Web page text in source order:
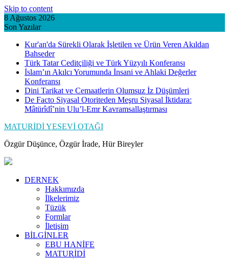
Skip to content
8 Ağustos 2026
Son Yazılar
Kur'an'da Sürekli Olarak İşletilen ve Ürün Veren Akıldan
Bahseder
Türk Tatar Ceditçiliği ve Türk Yüzyılı Konferansı
İslam’ın Akılcı Yorumunda İnsani ve Ahlaki Değerler
Konferansı
Dini Tarikat ve Cemaatlerin Olumsuz İz Düşümleri
De Facto Siyasal Otoriteden Meşru Siyasal İktidara:
Mâtürîdî’nin Ulu’l-Emr Kavramsallaştırması
MATURİDİ YESEVİ OTAĞI
Özgür Düşünce, Özgür İrade, Hür Bireyler
DERNEK
Hakkımızda
İlkelerimiz
Tüzük
Formlar
İletişim
BİLGİNLER
EBU HANİFE
MATURİDİ